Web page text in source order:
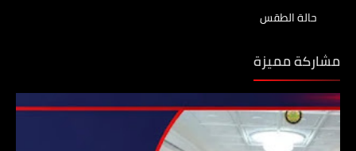
حالة الطقس
مشاركة مميزة